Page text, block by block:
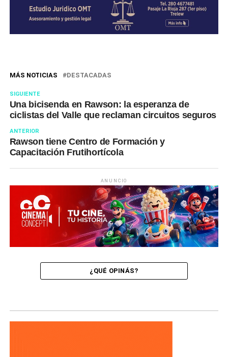
MÁS NOTICIAS DESTACADAS
SIGUIENTE
Una bicisenda en Rawson: la esperanza de
ciclistas del Valle que reclaman circuitos seguros
ANTERIOR
Rawson tiene Centro de Formación y
Capacitación Frutihortícola
ANUNCIO
¿QUÉ OPINÁS?